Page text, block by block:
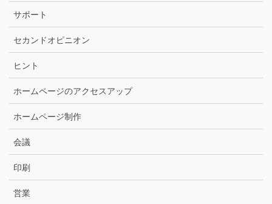
サポート
セカンドオピニオン
ヒント
ホームページのアクセスアップ
ホームページ制作
会議
印刷
営業